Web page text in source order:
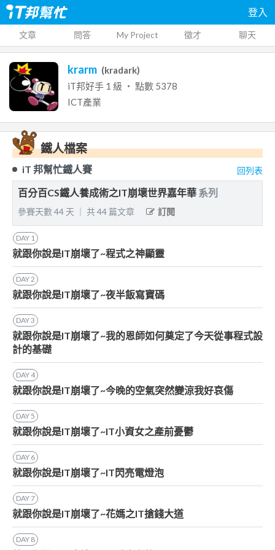
登入
文章 問答 My Project 徵才 聊天
krarm (kradark)
iT邦好手 1 級 ‧ 點數 5378
ICT產業
鐵人檔案
iT 邦幫忙鐵人賽 回列表
百分百CS鐵人養成術之IT崩壞世界嘉年華 系列
參賽天數44 天 共44 篇文章 訂閱
DAY 1
就跟你說是IT崩壞了~程式之神顯靈
DAY2
就跟你說是IT崩壞了~夜半飯寫寶碼
DAY3
就跟你說是IT崩壞了~我的恩師如何奠定了今天從事程式設
計的基礎
DAY4
就跟你說是IT崩壞了~今晚的空氣突然變涼我好哀傷
DAY5
就跟你說是IT崩壞了~IT小資女之產前憂鬱
DAY 6
就跟你說是IT崩壞了~IT閃亮電燈泡
DAY7
就跟你說是IT崩壞了~花媽之IT搶錢大道
DAY 8